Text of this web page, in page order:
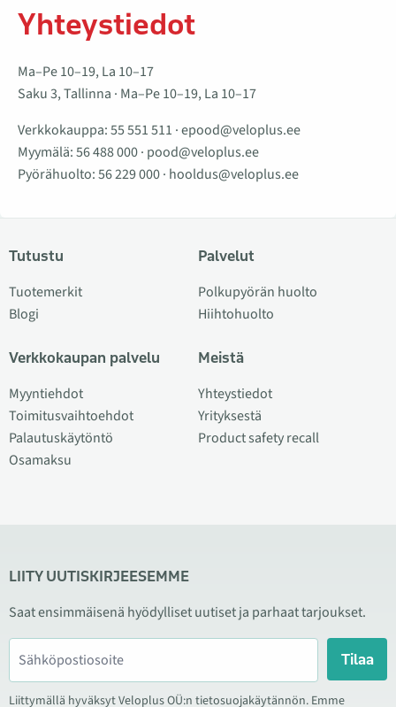
Yhteystiedot
Ma–Pe 10–19, La 10–17
Saku 3, Tallinna · Ma–Pe 10–19, La 10–17
Verkkokauppa:55 551 511 ·epood@veloplus.ee
Myymälä:56 488 000· pood@veloplus.ee
Pyörähuolto:56 229 000· hooldus@veloplus.ee
Tutustu
Tuotemerkit
Blogi
Verkkokaupan palvelu
Myyntiehdot
Toimitusvaihtoehdot
Palautuskäytöntö
Osamaksu
Palvelut
Polkupyörän huolto
Hiihtohuolto
Meistä
Yhteystiedot
Yrityksestä
Product safety recall
LIITY UUTISKIRJEESEMME
Saat ensimmäisenä hyödylliset uutiset ja parhaat tarjoukset.
Tilaa
Liittymällä hyväksyt Veloplus OÜ:n tietosuojakäytännön. Emme